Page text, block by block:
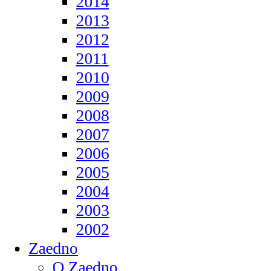
2013
2012
2011
2010
2009
2008
2007
2006
2005
2004
2003
2002
Zaedno